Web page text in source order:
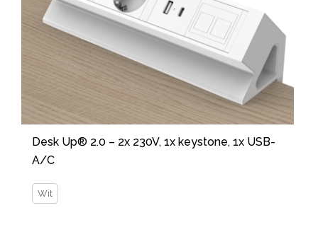
Desk Up® 2.0 – 2x 230V, 1x keystone, 1x USB-
A/C
Wit